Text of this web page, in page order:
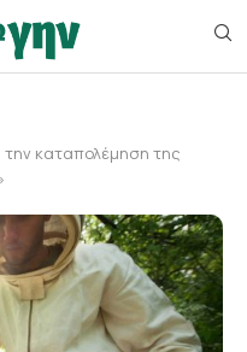
καταπολέμηση της